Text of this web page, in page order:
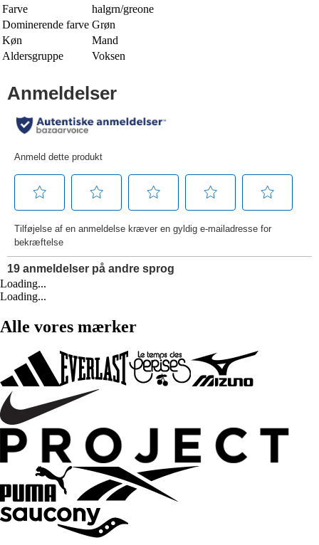
Farve
halgrn/greone
Dominerende farve Grøn
Køn
Mand
Aldersgruppe
Voksen
Loading...
Loading...
Alle vores mærker